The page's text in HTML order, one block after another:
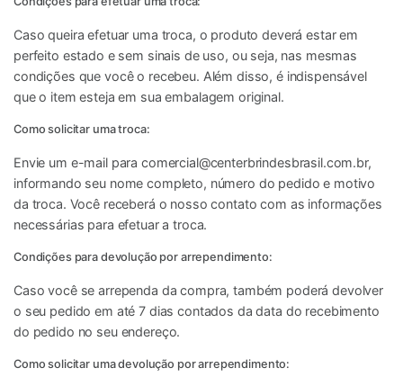
Caso queira efetuar uma troca, o produto deverá estar em
perfeito estado e sem sinais de uso, ou seja, nas mesmas
condições que você o recebeu. Além disso, é indispensável
que o item esteja em sua embalagem original.
Como solicitar uma troca:
Envie um e-mail para comercial@centerbrindesbrasil.com.br,
informando seu nome completo, número do pedido e motivo
da troca. Você receberá o nosso contato com as informações
necessárias para efetuar a troca.
Condições para devolução por arrependimento:
Caso você se arrependa da compra, também poderá devolver
o seu pedido em até 7 dias contados da data do recebimento
do pedido no seu endereço.
Como solicitar uma devolução por arrependimento: